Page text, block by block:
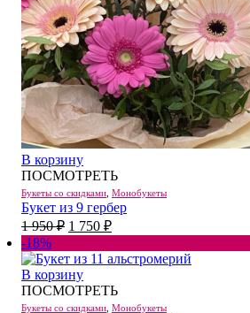
В корзину
ПОСМОТРЕТЬ
Букеты со скидками Монобукеты
Букет из 9 гербер
1 950₽ Первоначальная
цена
составляла
1
950 ₽.
1 750 ₽Текущая
цена:
1
-18%
В корзину
ПОСМОТРЕТЬ
Букеты со скидками Монобукеты